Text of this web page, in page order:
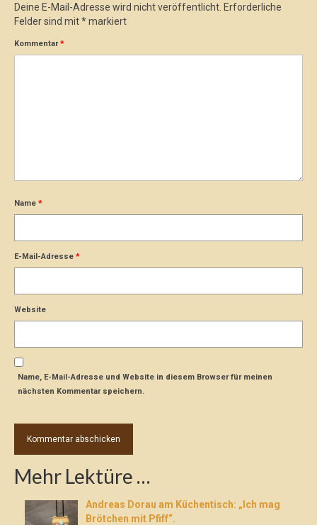
Deine E-Mail-Adresse wird nicht veröffentlicht. Erforderliche
Felder sind mit*markiert
Kommentar*
Name *
E-Mail-Adresse *
Website
Name, E-Mail-Adresse und Website in diesem Browser für meinen
nächsten Kommentar speichern.
Mehr Lektüre …
Andreas Dorau am Küchentisch: „Ich mag
Brötchen mit Pfiff“.